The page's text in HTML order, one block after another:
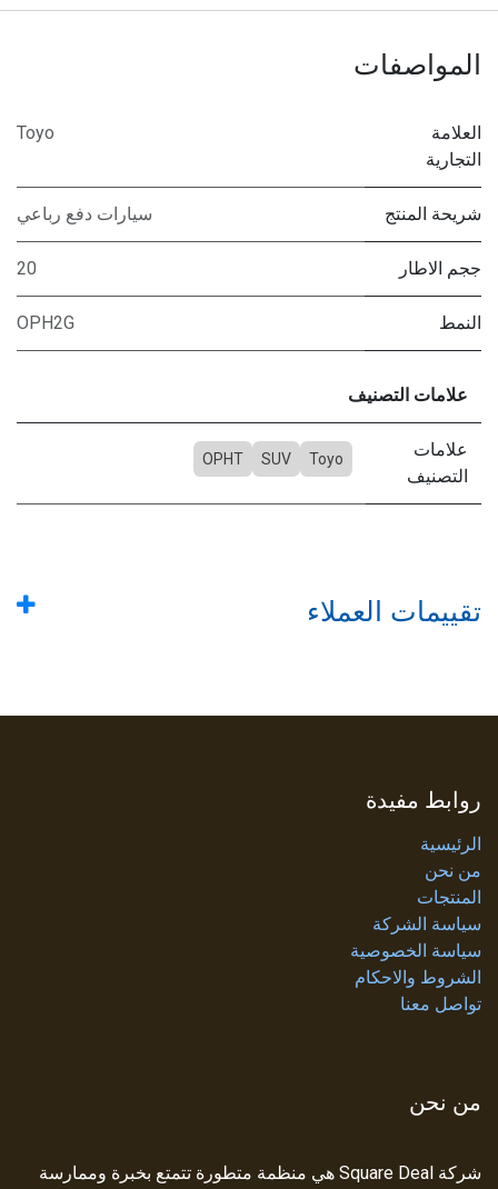
المواصفات
العلامة
التجارية
Toyo
شريحة المنتج سيارات دفع رباعي
ججم الاطار 20
النمط OPH2G
علامات التصنيف
علامات
التصنيف
Toyo
SUV
OPHT
تقييمات العملاء
روابط مفيدة
الرئيسية
من نحن
المنتجات
سياسة الشركة
سياسة الخصوصية
الشروط والاحكام
تواصل معنا
من نحن
شركة Square Deal هي منظمة متطورة تتمتع بخبرة وممارسة